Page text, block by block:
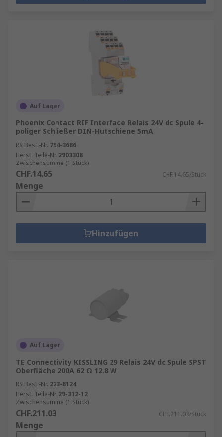
Auf Lager
Phoenix Contact RIF Interface Relais 24V dc Spule 4-
poliger Schließer DIN-Hutschiene 5mA
RS Best.-Nr. 794-3686
Herst. Teile-Nr. 2903308
Zwischensumme (1 Stück)
CHF.14.65 CHF.14.65/Stück
Menge
Hinzufügen
Auf Lager
TE Connectivity KISSLING 29 Relais 24V dc Spule SPST
Oberfläche 200A 62 Ω 12.8 W
RS Best.-Nr. 223-8124
Herst. Teile-Nr. 29-312-12
Zwischensumme (1 Stück)
CHF.211.03 CHF.211.03/Stück
Menge